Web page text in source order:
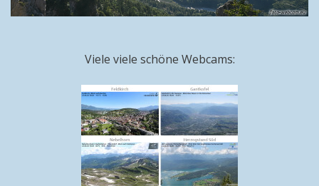
Viele viele schöne Webcams: